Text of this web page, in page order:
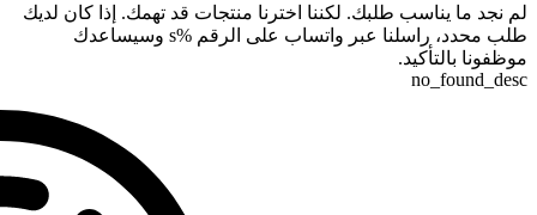
لم نجد ما يناسب طلبك. لكننا اخترنا منتجات قد تهمك. إذا كان لديك
طلب محدد، راسلنا عبر واتساب على الرقم %s وسيساعدك
موظفونا بالتأكيد.
no_found_desc